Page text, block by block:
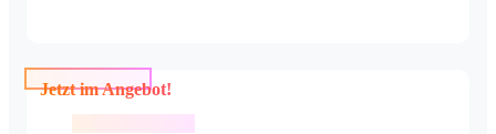
Jetzt im Angebot!